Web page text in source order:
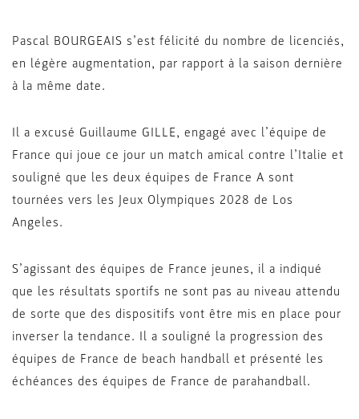
Pascal BOURGEAIS s’est félicité du nombre de licenciés,
en légère augmentation, par rapport à la saison dernière
à la même date.
Il a excusé Guillaume GILLE, engagé avec l’équipe de
France qui joue ce jour un match amical contre l’Italie et
souligné que les deux équipes de France A sont
tournées vers les Jeux Olympiques 2028 de Los
Angeles.
S’agissant des équipes de France jeunes, il a indiqué
que les résultats sportifs ne sont pas au niveau attendu
de sorte que des dispositifs vont être mis en place pour
inverser la tendance. Il a souligné la progression des
équipes de France de beach handball et présenté les
échéances des équipes de France de parahandball.